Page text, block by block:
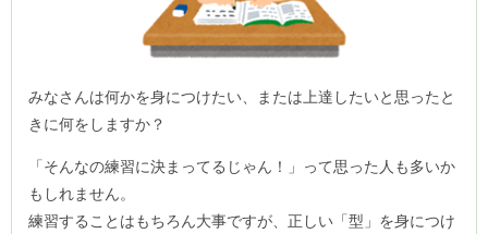
みなさんは何かを身につけたい、または上達したいと思ったと
きに何をしますか？
「そんなの練習に決まってるじゃん！」って思った人も多いか
もしれません。
練習することはもちろん大事ですが、正しい「型」を身につけ